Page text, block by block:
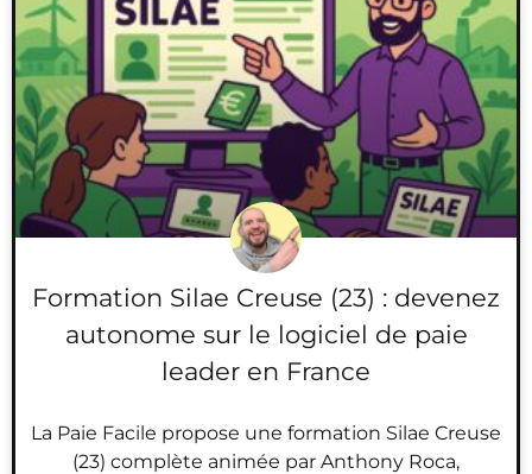
Formation Silae Creuse (23) : devenez
autonome sur le logiciel de paie
leader en France
La Paie Facile propose une formation Silae Creuse
(23) complète animée par Anthony Roca,